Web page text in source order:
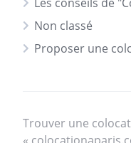
Non classé
Proposer une
Trouver une